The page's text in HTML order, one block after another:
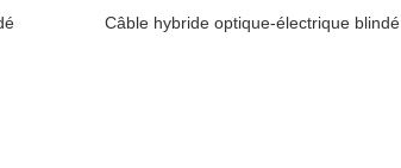
Câble hybride optique-électrique blindé